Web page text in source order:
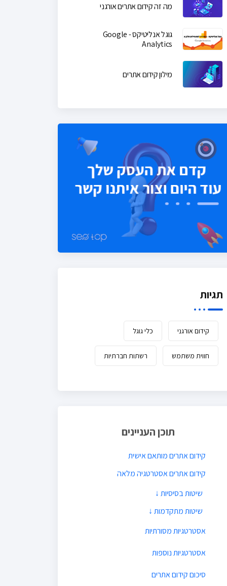
מה זה קידום אתרים אורגני
גוגל אנליטיקס - Google
Analytics
מילון קידום אתרים
תגיות
קידום אורגני כלי גוגל
חווית משתמש רשתות חברתיות
תוכן העניינים
קידום אתרים מותאם אישית
קידום אתרים אסטרטגיה מלאה
הרשת החברתית
צבירת מוניטין
פרסום באתרים
קמפיין SMS
פרסום במייל
אסטרטגיות מסורתיות
אסטרטגיות נוספות
סיכום קידום אתרים